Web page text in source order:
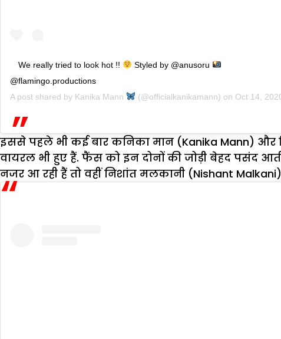
We really tried to look hot !!
Styled by @anusoru
@flamingo.productions
A post shared by Kanika Mann (@officialkanikamann) on Oct 14,
इससे पहले भी कई बार कनिका मान (Kanika Mann) और
वायरल भी हुए हैं. फैंस को इन दोनों की जोड़ी बेहद पसंद
नजर आ रही हैं तो वहीं निशांत मलकानी (Nishant